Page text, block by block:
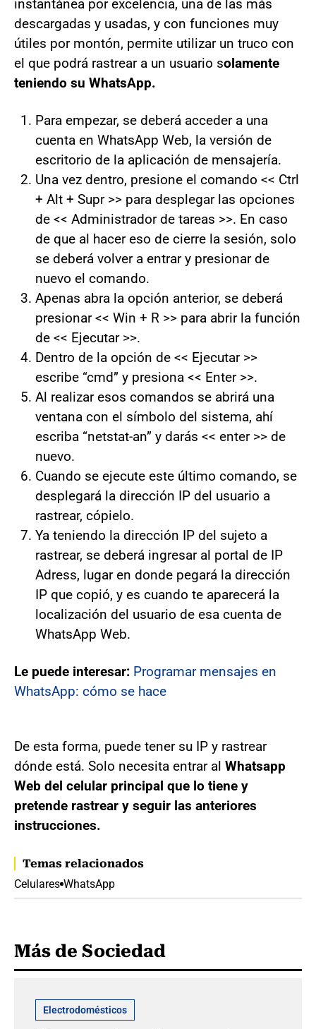
instantánea por excelencia, una de las más
descargadas y usadas, y con funciones muy
útiles por montón, permite utilizar un truco con
el que podrá rastrear a un usuario solamente
teniendo su WhatsApp.
Para empezar, se deberá acceder a una
cuenta en WhatsApp Web, la versión de
escritorio de la aplicación de mensajería.
Una vez dentro, presione el comando << Ctrl
+ Alt + Supr >> para desplegar las opciones
de << Administrador de tareas >>. En caso
de que al hacer eso de cierre la sesión, solo
se deberá volver a entrar y presionar de
nuevo el comando.
Apenas abra la opción anterior, se deberá
presionar << Win + R >> para abrir la función
de << Ejecutar >>.
Dentro de la opción de << Ejecutar >>
escribe “cmd” y presiona << Enter >>.
Al realizar esos comandos se abrirá una
ventana con el símbolo del sistema, ahí
escriba “netstat-an” y darás << enter >> de
nuevo.
Cuando se ejecute este último comando, se
desplegará la dirección IP del usuario a
rastrear, cópielo.
Ya teniendo la dirección IP del sujeto a
rastrear, se deberá ingresar al portal de IP
Adress, lugar en donde pegará la dirección
IP que copió, y es cuando te aparecerá la
localización del usuario de esa cuenta de
WhatsApp Web.
Le puede interesar: Programar mensajes en
WhatsApp: cómo se hace
De esta forma, puede tener su IP y rastrear
dónde está. Solo necesita entrar al Whatsapp
Web del celular principal que lo tiene y
pretende rastrear y seguir las anteriores
instrucciones.
Temas relacionados
Celulares WhatsApp
Más de Sociedad
Electrodomésticos